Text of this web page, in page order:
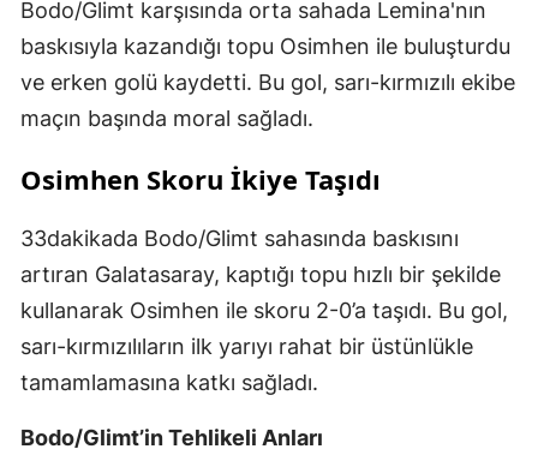
Bodo/Glimt karşısında orta sahada Lemina'nın
baskısıyla kazandığı topu Osimhen ile buluşturdu
ve erken golü kaydetti. Bu gol, sarı-kırmızılı ekibe
maçın başında moral sağladı.
Osimhen Skoru İkiye Taşıdı
33dakikada Bodo/Glimt sahasında baskısını
artıran Galatasaray, kaptığı topu hızlı bir şekilde
kullanarak Osimhen ile skoru 2-0’a taşıdı. Bu gol,
sarı-kırmızılıların ilk yarıyı rahat bir üstünlükle
tamamlamasına katkı sağladı.
Bodo/Glimt’in Tehlikeli Anları